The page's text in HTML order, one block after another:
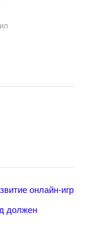
онлайн-игр
должен